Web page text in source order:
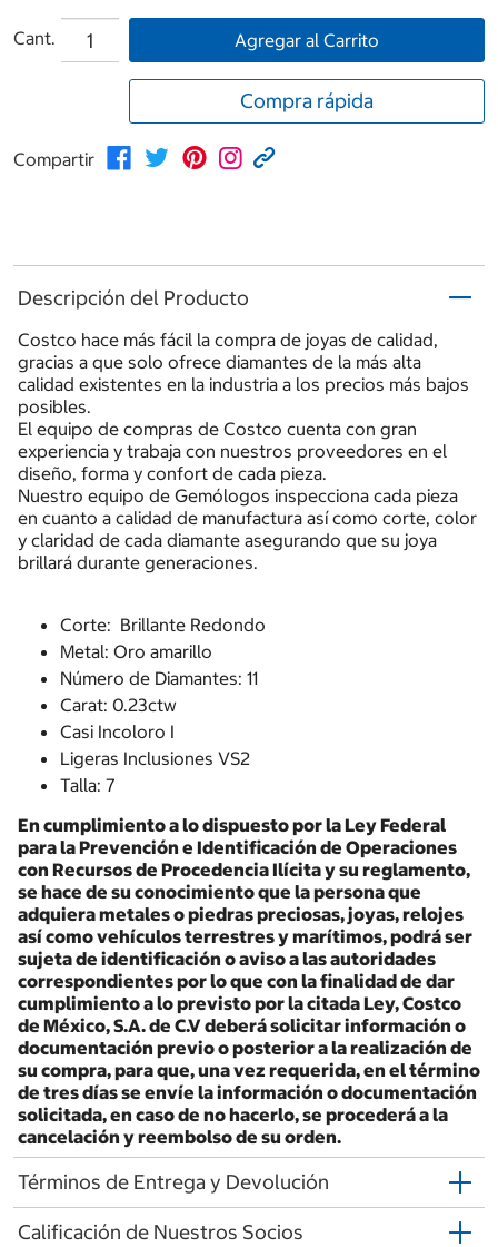
Cant. Agregar al Carrito
Compra rápida
Compartir
Descripción del Producto
Costco hace más fácil la compra de joyas de calidad,
gracias a que solo ofrece diamantes de la más alta
calidad existentes en la industria a los precios más bajos
posibles.
El equipo de compras de Costco cuenta con gran
experiencia y trabaja con nuestros proveedores en el
diseño, forma y confort de cada pieza.
Nuestro equipo de Gemólogos inspecciona cada pieza
en cuanto a calidad de manufactura así como corte, color
y claridad de cada diamante asegurando que su joya
brillará durante generaciones.
Corte: Brillante Redondo
Metal: Oro amarillo
Número de Diamantes: 11
Carat: 0.23ctw
Casi Incoloro I
Ligeras Inclusiones VS2
Talla: 7
En cumplimiento a lo dispuesto por la Ley Federal
para la Prevención e Identificación de Operaciones
con Recursos de Procedencia Ilícita y su reglamento,
se hace de su conocimiento que la persona que
adquiera metales o piedras preciosas, joyas, relojes
así como vehículos terrestres y marítimos, podrá ser
sujeta de identificación o aviso a las autoridades
correspondientes por lo que con la finalidad de dar
cumplimiento a lo previsto por la citada Ley, Costco
de México, S.A. de C.V deberá solicitar información o
documentación previo o posterior a la realización de
su compra, para que, una vez requerida, en el término
de tres días se envíe la información o documentación
solicitada, en caso de no hacerlo, se procederá a la
cancelación y reembolso de su orden.
Términos de Entrega y Devolución
Calificación de Nuestros Socios